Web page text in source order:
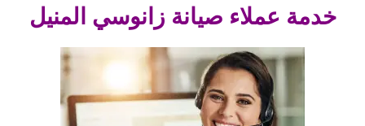
خدمة عملاء صيانة زانوسي المنيل